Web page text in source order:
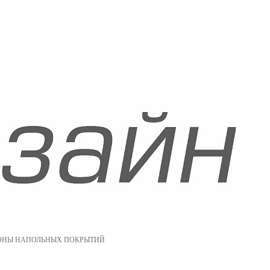
НАПОЛЬНЫХ ПОКРЫТИЙ